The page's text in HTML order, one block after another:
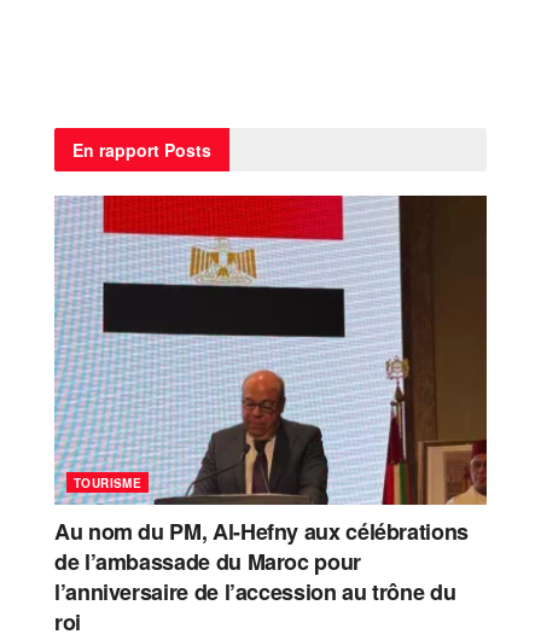
En rapport Posts
TOURISME
Au nom du PM, Al-Hefny aux célébrations
de l’ambassade du Maroc pour
l’anniversaire de l’accession au trône du
roi